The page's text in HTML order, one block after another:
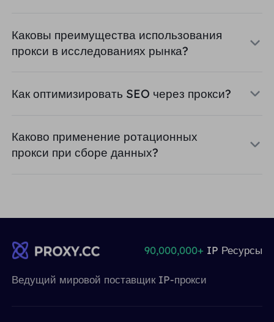
Каковы преимущества использования
прокси в исследованиях рынка?
Как оптимизировать SEO через прокси?
Каково применение ротационных
прокси при сборе данных?
Ведущий мировой поставщик IP-прокси
90,000,000+ IP Ресурсы